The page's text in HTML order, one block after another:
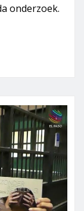
onderzoek.